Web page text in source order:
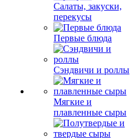
Салаты, закуски,
перекусы
Первые блюда
Сэндвичи и роллы
Мягкие и
плавленные сыры